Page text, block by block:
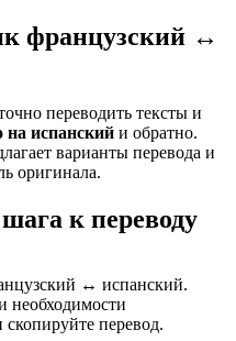
французский ↔
переводить тексты и
на испанский и обратно.
варианты перевода и
оригинала.
к переводу
↔ испанский.
необходимости
скопируйте перевод.